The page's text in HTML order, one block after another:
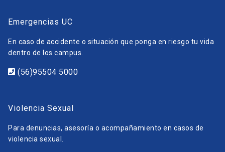
Emergencias UC
En caso de accidente o situación que ponga en riesgo tu vida
dentro de los campus.
(56)95504 5000
Violencia Sexual
Para denuncias, asesoría o acompañamiento en casos de
violencia sexual.